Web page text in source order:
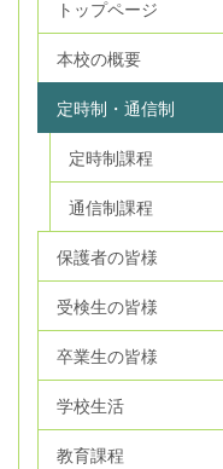
トップページ
本校の概要
定時制・通信制
定時制課程
通信制課程
保護者の皆様
受検生の皆様
卒業生の皆様
学校生活
教育課程